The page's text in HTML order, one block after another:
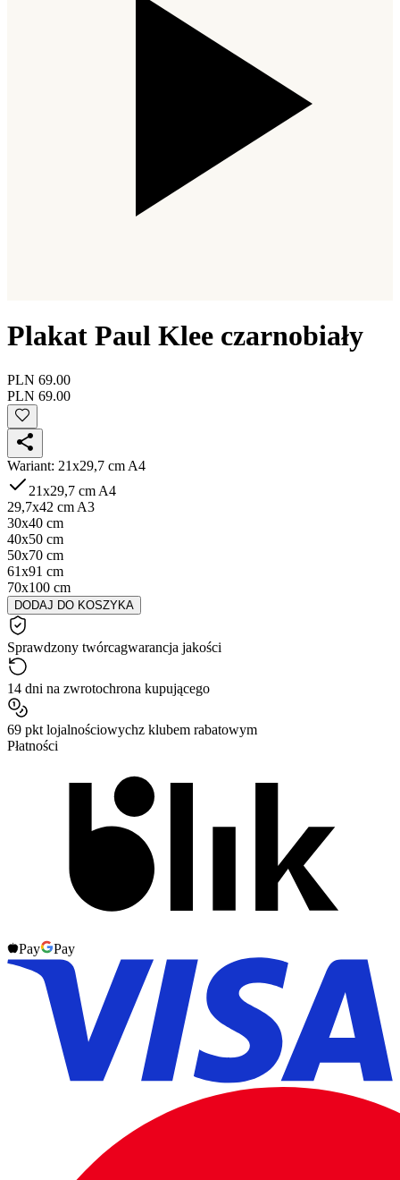
Plakat Paul Klee czarnobiały
PLN 69.00
PLN 69.00
Wariant: 21x29,7 cm A4
21x29,7 cm A4
29,7x42 cm A3
30x40 cm
40x50 cm
50x70 cm
61x91 cm
70x100 cm
DODAJ DO KOSZYKA
Sprawdzony twórcagwarancja jakości
14 dni na zwrotochrona kupującego
69 pkt lojalnościowychz klubem rabatowym
Płatności
Pay Pay